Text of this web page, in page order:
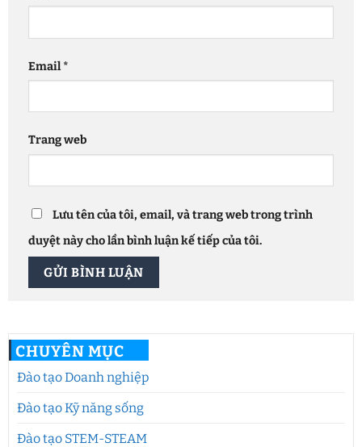
CHUYÊN MỤC
Đào tạo Doanh nghiệp
Đào tạo Kỹ năng sống
Đào tạo STEM-STEAM
Email*
Trang web
Lưu tên của tôi, email, và trang web trong trình
duyệt này cho lần bình luận kế tiếp của tôi.